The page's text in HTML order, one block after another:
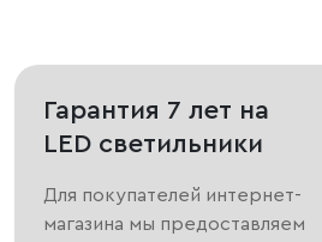
Гарантия 7 лет на
LED светильники
Для покупателей интернет-
магазина мы предоставляем